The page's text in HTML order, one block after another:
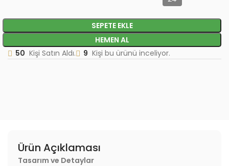
SEPETE EKLE
HEMEN AL
50 Kişi Satın Aldı. 9 Kişi bu ürünü inceliyor.
Ürün Açıklaması
Tasarım ve Detaylar